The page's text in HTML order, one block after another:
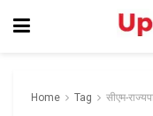
Home Tag सीएम-